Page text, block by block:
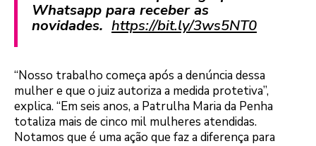
Whatsapp para receber as
novidades. https://bit.ly/3ws5NT0
“Nosso trabalho começa após a denúncia dessa
mulher e que o juiz autoriza a medida protetiva”,
explica. “Em seis anos, a Patrulha Maria da Penha
totaliza mais de cinco mil mulheres atendidas.
Notamos que é uma ação que faz a diferença para